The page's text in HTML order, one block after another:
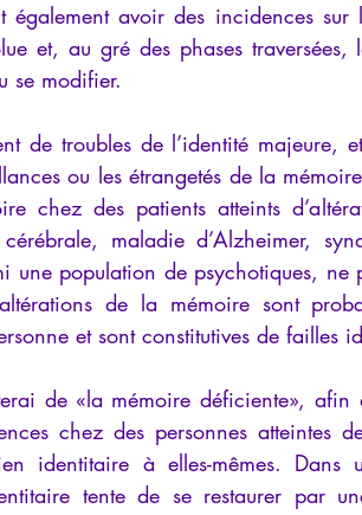
également avoir des incidences
et, au gré des phases traversées,
se modifier.
de troubles de l’identité majeure,
ou les étrangetés de la
chez des patients atteints
maladie d’Alzheimer,
une population de psychotiques, ne
de la mémoire sont
et sont constitutives de failles
de «la mémoire déficiente»,
chez des personnes atteintes
identitaire à elles-mêmes.
tente de se restaurer par